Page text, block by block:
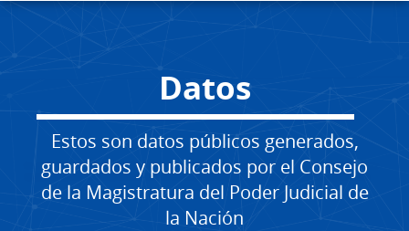
Datos
Estos son datos públicos generados,
guardados y publicados por el Consejo
de la Magistratura del Poder Judicial de
la Nación